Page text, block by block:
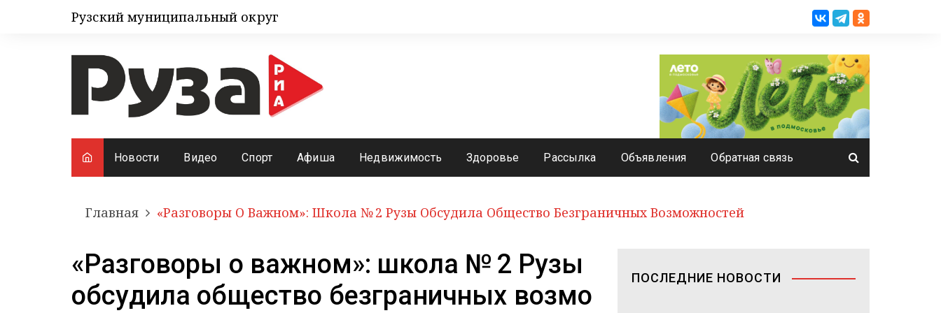
Рузский муниципальный округ
Новости Видео Спорт Афиша Недвижимость Здоровье Рассылка Объявления Обратная связь
Главная «Разговоры О Важном»: Школа № 2 Рузы Обсудила Общество Безграничных Возможностей
«Разговоры о важном»: школа № 2 Рузы
обсудила общество безграничных возмо
ПОСЛЕДНИЕ НОВОСТИ